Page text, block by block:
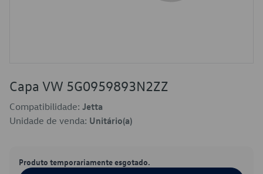
Capa VW 5G0959893N2ZZ
Compatibilidade: Jetta
Unidade de venda: Unitário(a)
Produto temporariamente esgotado.